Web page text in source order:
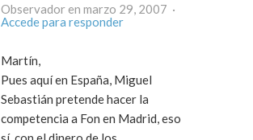
Observador en marzo 29, 2007 ·
Accede para responder
Martín,
Pues aquí en España, Miguel
Sebastián pretende hacer la
competencia a Fon en Madrid, eso